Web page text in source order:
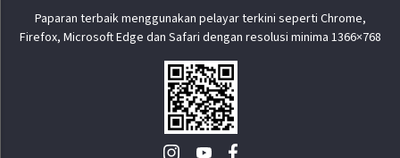
Paparan terbaik menggunakan pelayar terkini seperti Chrome,
Firefox, Microsoft Edge dan Safari dengan resolusi minima 1366×768